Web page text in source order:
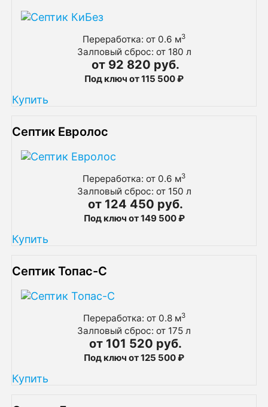
Переработка: от 0.6 м3
Залповый сброс: от 180 л
от 92 820 руб.
Под ключ от 115 500 ₽
Купить
Септик Евролос
Переработка: от 0.6 м3
Залповый сброс: от 150 л
от 124 450 руб.
Под ключ от 149 500 ₽
Купить
Септик Топас-С
Переработка: от 0.8 м3
Залповый сброс: от 175 л
от 101 520 руб.
Под ключ от 125 500 ₽
Купить